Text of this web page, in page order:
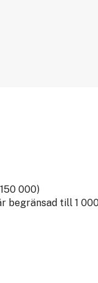
000)
begränsad till 1